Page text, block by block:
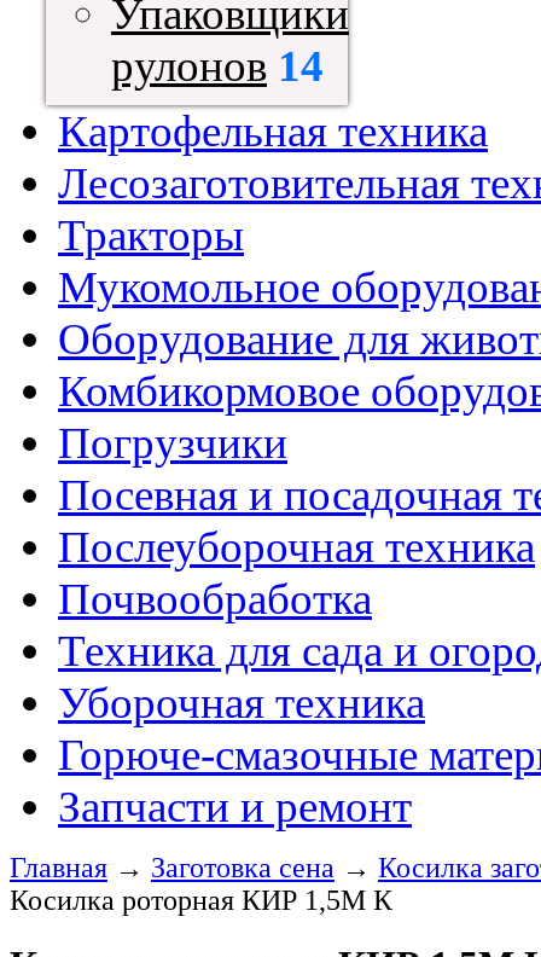
Упаковщики
рулонов 14
Картофельная техника
Лесозаготовительная
Тракторы
Мукомольное
Оборудование для
Комбикормовое
Погрузчики
Посевная и посадочная
Послеуборочная техника
Почвообработка
Техника для сада и
Уборочная техника
Горюче-смазочные
Запчасти и ремонт
Главная → Заготовка сена → Косилка
Косилка роторная КИР 1,5М К